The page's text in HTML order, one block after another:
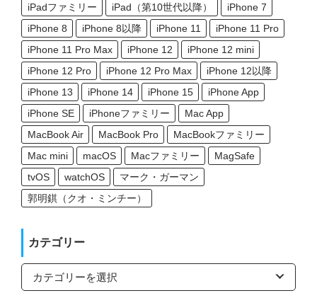
iPadファミリー
iPad（第10世代以降）
iPhone 7
iPhone 8
iPhone 8以降 iPhone 11
iPhone 11 Pro
iPhone 11 Pro Max
iPhone 12
iPhone 12 mini
iPhone 12 Pro
iPhone 12 Pro Max
iPhone 12以降
iPhone 13
iPhone 14 iPhone 15
iPhone App
iPhone SE
iPhoneファミリー
Mac App
MacBook Air
MacBook Pro
MacBookファミリー
Mac mini
macOS Macファミリー
MagSafe
tvOS
watchOS
マーク・ガーマン
郭明錤（クオ・ミンチー）
カテゴリー
カ
ゴ